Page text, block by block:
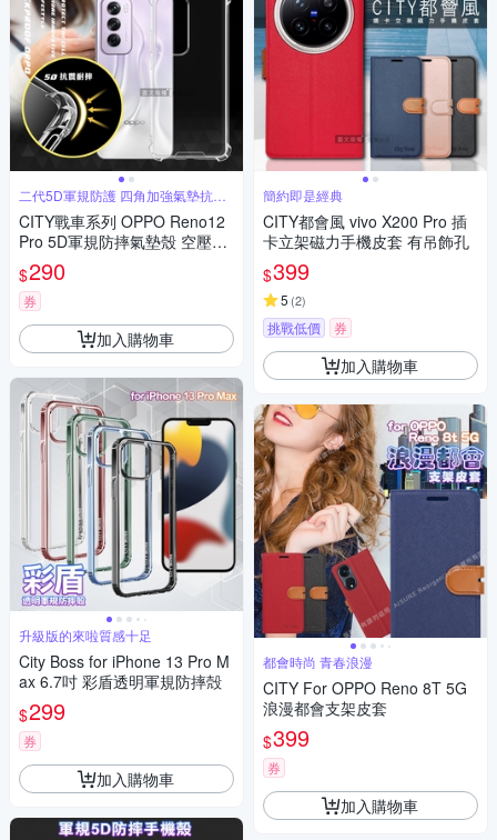
二代5D軍規防護 四角加強氣墊抗震
保護
CITY戰車系列 OPPO Reno12
Pro 5D軍規防摔氣墊殼 空壓殼
保護殼
$290
券
加入購物車
升級版的來啦質感十足
City Boss for iPhone 13 Pro M
ax 6.7吋 彩盾透明軍規防摔殻
$299
券
加入購物車
簡約即是經典
CITY都會風 vivo X200 Pro 插
卡立架磁力手機皮套 有吊飾孔
$399
5 (2)
挑戰低價 券
加入購物車
都會時尚 青春浪漫
CITY For OPPO Reno 8T 5G
浪漫都會支架皮套
$399
券
加入購物車